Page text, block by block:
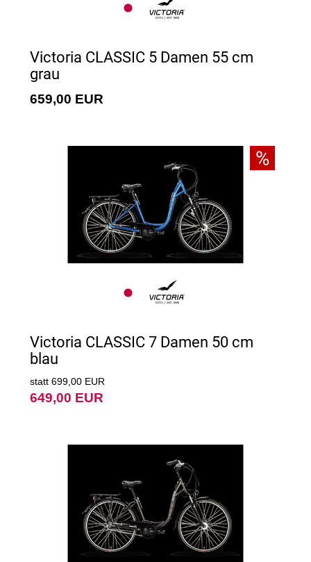
Victoria CLASSIC 5 Damen 55 cm
grau
659,00 EUR
Victoria CLASSIC 7 Damen 50 cm
blau
statt 699,00 EUR
649,00 EUR